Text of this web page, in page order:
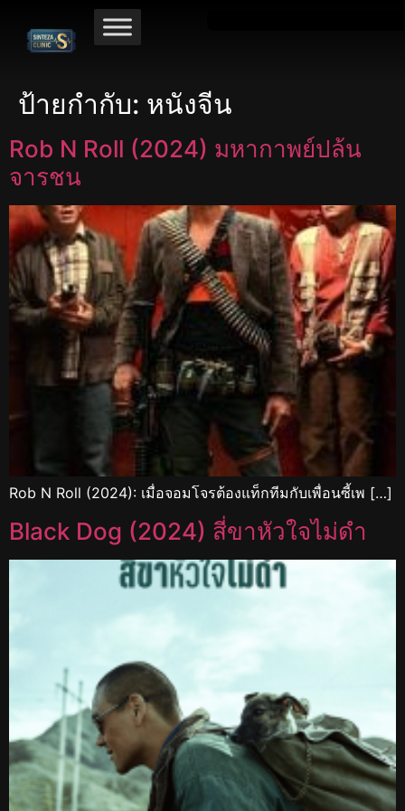
ป้ายกำกับ: หนังจีน
Rob N Roll (2024) มหากาพย์ปล้น
จารชน
Rob N Roll (2024): เมื่อจอมโจรต้องแท็กทีมกับเพื่อนซี้เพ […]
Black Dog (2024) สี่ขาหัวใจไม่ดำ